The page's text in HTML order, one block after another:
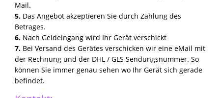
Mail.
5. Das Angebot akzeptieren Sie durch Zahlung des
Betrages.
6. Nach Geldeingang wird Ihr Gerät verschickt
7. Bei Versand des Gerätes verschicken wir eine eMail mit
der Rechnung und der DHL / GLS Sendungsnummer. So
können Sie immer genau sehen wo Ihr Gerät sich gerade
befindet.